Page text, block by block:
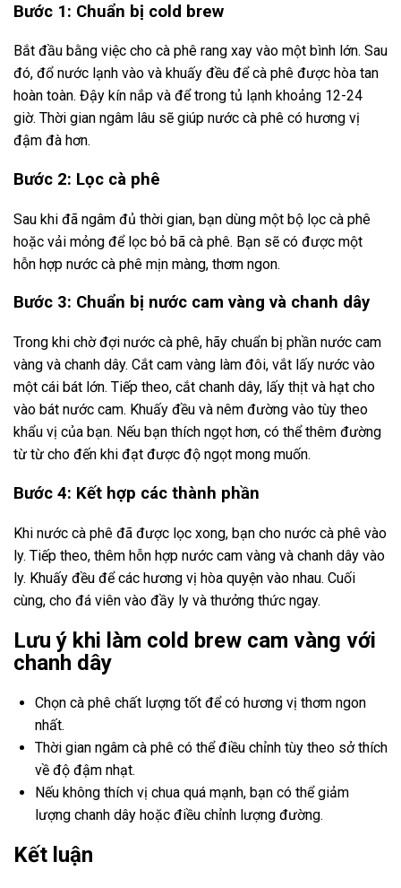
Bước 1: Chuẩn bị cold brew
Bắt đầu bằng việc cho cà phê rang xay vào một bình lớn. Sau
đó, đổ nước lạnh vào và khuấy đều để cà phê được hòa tan
hoàn toàn. Đậy kín nắp và để trong tủ lạnh khoảng 12-24
giờ. Thời gian ngâm lâu sẽ giúp nước cà phê có hương vị
đậm đà hơn.
Bước 2: Lọc cà phê
Sau khi đã ngâm đủ thời gian, bạn dùng một bộ lọc cà phê
hoặc vải mỏng để lọc bỏ bã cà phê. Bạn sẽ có được một
hỗn hợp nước cà phê mịn màng, thơm ngon.
Bước 3: Chuẩn bị nước cam vàng và chanh dây
Trong khi chờ đợi nước cà phê, hãy chuẩn bị phần nước cam
vàng và chanh dây. Cắt cam vàng làm đôi, vắt lấy nước vào
một cái bát lớn. Tiếp theo, cắt chanh dây, lấy thịt và hạt cho
vào bát nước cam. Khuấy đều và nêm đường vào tùy theo
khẩu vị của bạn. Nếu bạn thích ngọt hơn, có thể thêm đường
từ từ cho đến khi đạt được độ ngọt mong muốn.
Bước 4: Kết hợp các thành phần
Khi nước cà phê đã được lọc xong, bạn cho nước cà phê vào
ly. Tiếp theo, thêm hỗn hợp nước cam vàng và chanh dây vào
ly. Khuấy đều để các hương vị hòa quyện vào nhau. Cuối
cùng, cho đá viên vào đầy ly và thưởng thức ngay.
Lưu ý khi làm cold brew cam vàng với
chanh dây
Chọn cà phê chất lượng tốt để có hương vị thơm ngon
nhất.
Thời gian ngâm cà phê có thể điều chỉnh tùy theo sở thích
về độ đậm nhạt.
Nếu không thích vị chua quá mạnh, bạn có thể giảm
lượng chanh dây hoặc điều chỉnh lượng đường.
Kết luận